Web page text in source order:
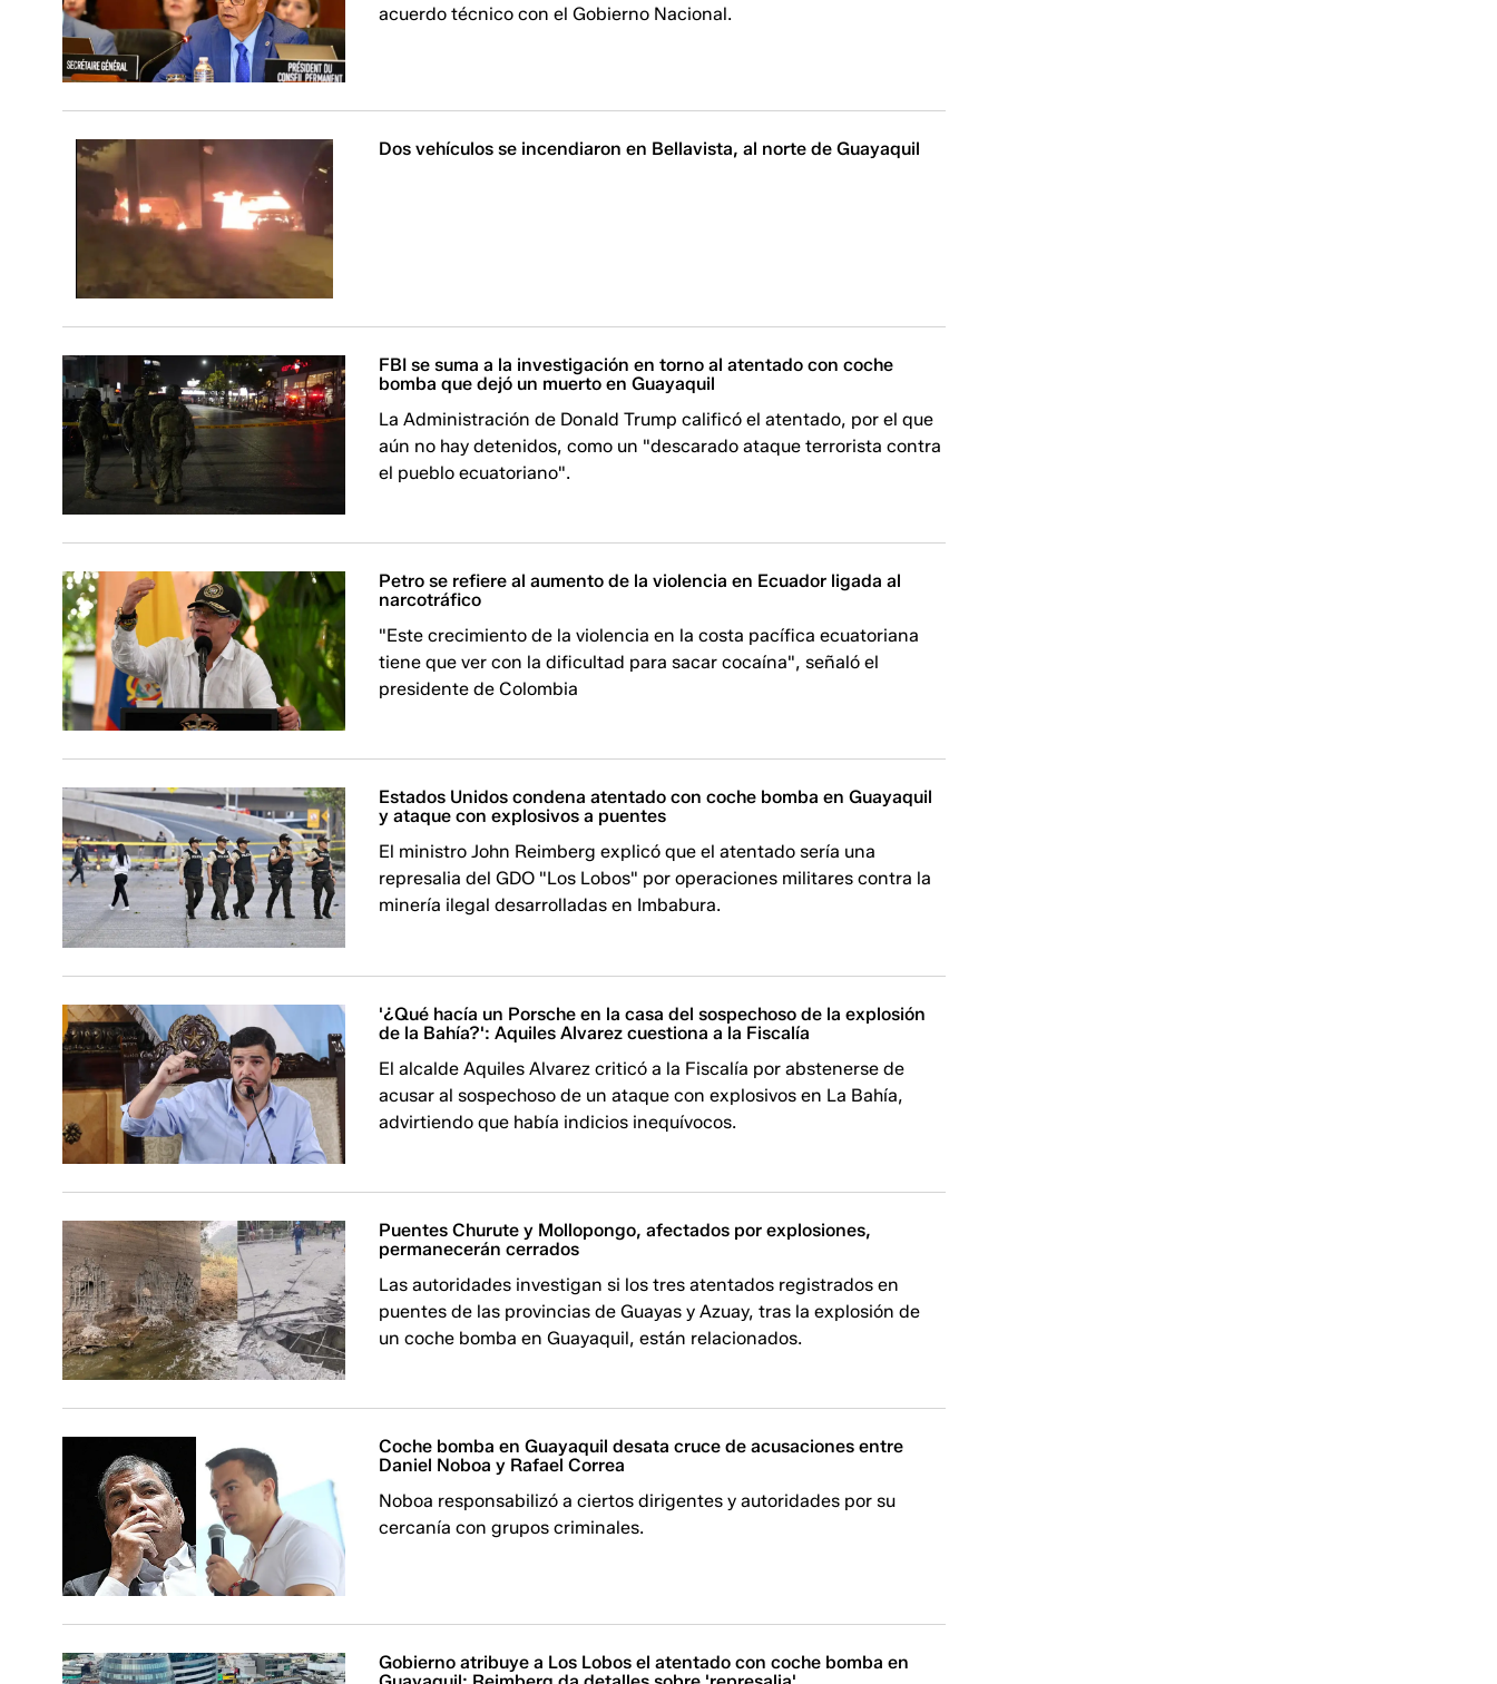
acuerdo técnico con el Gobierno Nacional.
Dos vehículos se incendiaron en Bellavista, al norte de Guayaquil
FBI se suma a la investigación en torno al atentado con coche
bomba que dejó un muerto en Guayaquil
La Administración de Donald Trump calificó el atentado, por el que
aún no hay detenidos, como un "descarado ataque terrorista contra
el pueblo ecuatoriano".
Petro se refiere al aumento de la violencia en Ecuador ligada al
narcotráfico
"Este crecimiento de la violencia en la costa pacífica ecuatoriana
tiene que ver con la dificultad para sacar cocaína", señaló el
presidente de Colombia
Estados Unidos condena atentado con coche bomba en Guayaquil
y ataque con explosivos a puentes
El ministro John Reimberg explicó que el atentado sería una
represalia del GDO "Los Lobos" por operaciones militares contra la
minería ilegal desarrolladas en Imbabura.
'¿Qué hacía un Porsche en la casa del sospechoso de la explosión
de la Bahía?': Aquiles Alvarez cuestiona a la Fiscalía
El alcalde Aquiles Alvarez criticó a la Fiscalía por abstenerse de
acusar al sospechoso de un ataque con explosivos en La Bahía,
advirtiendo que había indicios inequívocos.
Puentes Churute y Mollopongo, afectados por explosiones,
permanecerán cerrados
Las autoridades investigan si los tres atentados registrados en
puentes de las provincias de Guayas y Azuay, tras la explosión de
un coche bomba en Guayaquil, están relacionados.
Coche bomba en Guayaquil desata cruce de acusaciones entre
Daniel Noboa y Rafael Correa
Noboa responsabilizó a ciertos dirigentes y autoridades por su
cercanía con grupos criminales.
Gobierno atribuye a Los Lobos el atentado con coche bomba en